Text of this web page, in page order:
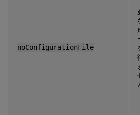
noConfigurationFile